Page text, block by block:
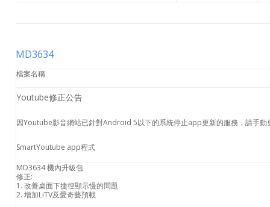
MD3634
檔案名稱
Youtube修正公告
因Youtube影音網站已針對Android 5以下的系統停止app更新的服務，請手動
SmartYoutube app程式
MD3634 機內升級包
修正:
1. 改善桌面下捷徑顯示慢的問題
2. 增加LiTV及愛奇藝預載